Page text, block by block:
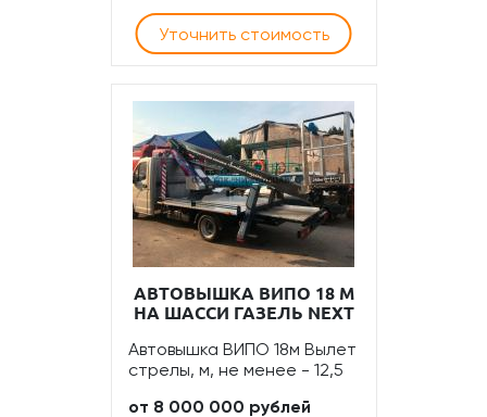
Уточнить стоимость
АВТОВЫШКА ВИПО 18 М
НА ШАССИ ГАЗЕЛЬ NEXT
Автовышка ВИПО 18м Вылет
стрелы, м, не менее - 12,5
от 8 000 000 рублей